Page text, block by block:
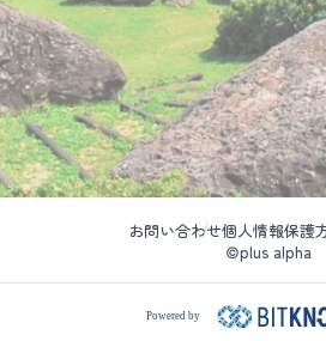
お問い合わせ個人情報保護
©plus alpha